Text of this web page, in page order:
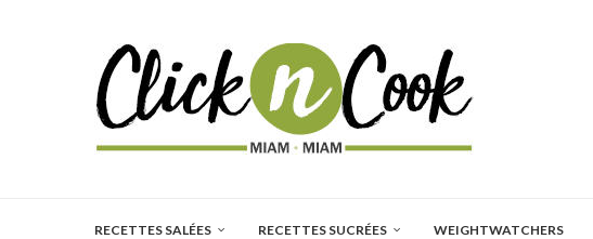
RECETTES SALÉES RECETTES SUCRÉES WEIGHTWATCHERS